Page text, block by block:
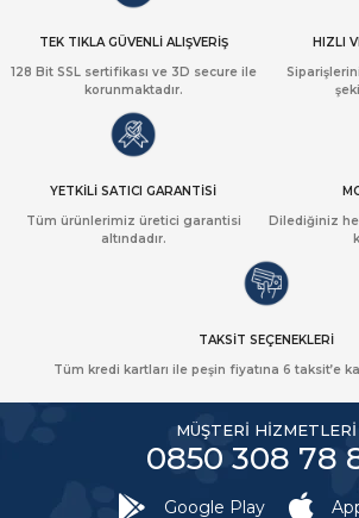
TEK TIKLA GÜVENLİ ALIŞVERİŞ
128 Bit SSL sertifikası ve 3D secure ile
korunmaktadır.
HIZLI
YETKİLİ SATICI GARANTİSİ
Tüm ürünlerimiz üretici garantisi
altındadır.
Dilediğiniz
TAKSİT SEÇENEKLERİ
Tüm kredi kartları ile peşin fiyatına 6 taksit’e
MÜŞTERİ HİZMETLERİ
0850 308 78
Google Play